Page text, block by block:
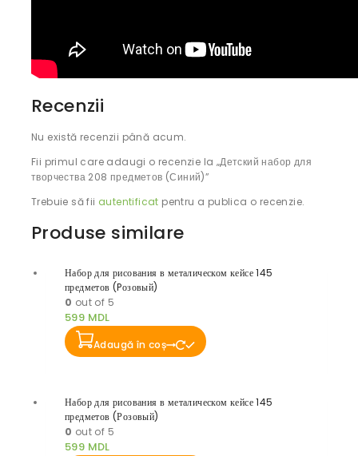
Recenzii
Nu există recenzii până acum.
Fii primul care adaugi o recenzie la „Детский набор для
творчества 208 предметов (Синий)”
Trebuie să fii autentificat pentru a publica o recenzie.
Produse similare
Набор для рисования в металическом кейсе 145
предметов (Pозовый)
0 out of 5
599 MDL
Adaugă în coș
Набор для рисования в металическом кейсе 145
предметов (Розовый)
0 out of 5
599 MDL